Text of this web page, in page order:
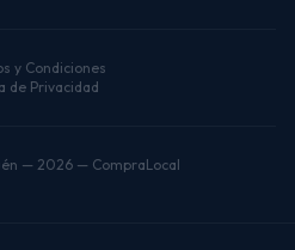
y Condiciones
de Privacidad
— 2026 — CompraLocal